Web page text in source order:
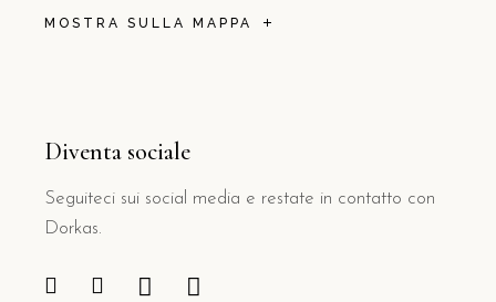
MOSTRA SULLA MAPPA
Diventa sociale
Seguiteci sui social media e restate in contatto con
Dorkas.